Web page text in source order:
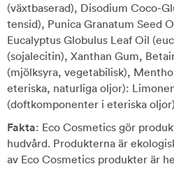
(växtbaserad), Disodium Coco-
tensid), Punica Granatum Seed
Eucalyptus Globulus Leaf Oil
(sojalecitin), Xanthan Gum,
(mjölksyra, vegetabilisk),
eteriska, naturliga oljor):
(doftkomponenter i eteriska
Fakta: Eco Cosmetics gör
hudvård. Produkterna är
av Eco Cosmetics produkter är